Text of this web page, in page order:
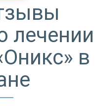
лечении
в